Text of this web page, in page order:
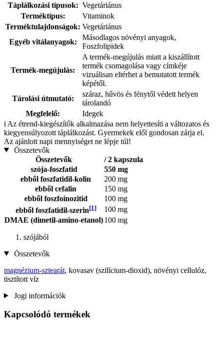
Táplálkozási típusok: Vegetáriánus
Terméktípus:
Vitaminok
Terméktulajdonságok: Vegetáriánus
Egyéb vitálanyagok:
Másodlagos növényi anyagok,
Foszfolipidek
Termék-megújulás:
A termék-megújulás miatt a kiszállított
termék csomagolása vagy címkéje
vizuálisan eltérhet a bemutatott termék
képétől.
Tárolási útmutató:
száraz, hűvös és fénytől védett helyen
tárolandó
Megfelelő:
Idegek
i Az étrend-kiegészítők alkalmazása nem helyettesíti a változatos és
kiegyensúlyozott táplálkozást. Gyermekek elől gondosan zárja el.
Az ajánlott napi mennyiséget ne lépje túl!
Összetevők
Összetevők
/ 2 kapszula
szója-foszfatid
550 mg
ebből foszfatidil-kolin
200 mg
ebből cefalin
150 mg
ebből foszfoinozitid
100 mg
ebből foszfatidil-szerin[1]
100 mg
DMAE (dimetil-amino-etanol)100 mg
szójából
Összetevők
magnézium-sztearát, kovasav (szilícium-dioxid), növényi cellulóz,
tisztított víz
Jogi információk
Kapcsolódó termékek